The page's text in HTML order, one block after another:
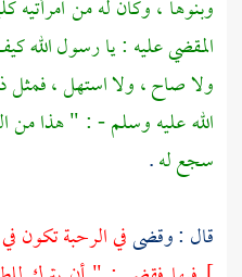
وبنوها ، وكان له من امرأتيه
المقضي عليه : يا رسول الله
ولا صاح ، ولا استهل ،
الله عليه وسلم - : " هذا
سجع له.
قال : وقضىفي الرحبة تكون